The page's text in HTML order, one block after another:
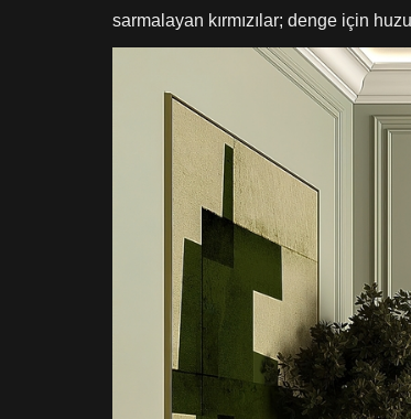
sarmalayan kırmızılar; denge için